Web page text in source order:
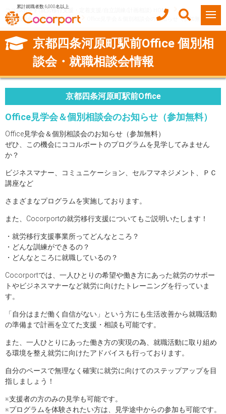
累計就職者数 6,000名以上
ココルポート(就労移行支援・定着支援/自立訓練/計画相談) HOME
個別相談会・就職相談会情報
Office見学会＆個別相談会のお知らせ（参加無料）
京都四条河原町駅前Office 個別相
談会・就職相談会情報
京都四条河原町駅前Office
Office見学会＆個別相談会のお知らせ（参加無料）
Office見学会＆個別相談会のお知らせ（参加無料）
ぜひ、この機会にココルポートのプログラムを見学してみません
か？
ビジネスマナー、コミュニケーション、セルフマネジメント、ＰＣ
講座など
さまざまなプログラムを実施しております。
また、Cocorportの就労移行支援についてもご説明いたします！
・就労移行支援事業所ってどんなところ？
・どんな訓練ができるの？
・どんなところに就職しているの？
Cocorportでは、一人ひとりの希望や働き方にあった就労のサポー
トやビジネスマナーなど就労に向けたトレーニングを行っていま
す。
「自分はまだ働く自信がない」という方にも生活改善から就職活動
の準備まで計画を立てた支援・相談も可能です。
また、一人ひとりにあった働き方の実現の為、就職活動に取り組め
る環境を整え就労に向けたアドバイスも行っております。
自分のペースで無理なく確実に就労に向けてのステップアップを目
指しましょう！
※支援者の方のみの見学も可能です。
※プログラムを体験されたい方は、見学途中からの参加も可能です。